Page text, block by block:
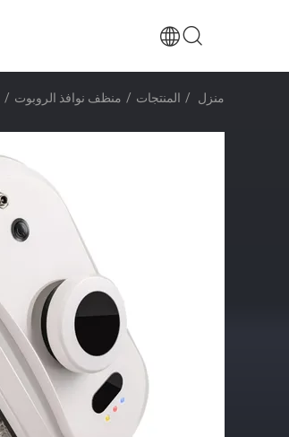
منزل / المنتجات / منظف ​​نوافذ الروبوت /